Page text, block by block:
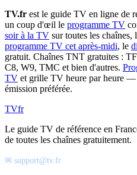
TV.fr est le guide TV en ligne de
un coup d'œil le programme TV
soir à la TV sur toutes les chaînes,
programme TV cet après-midi, le
gratuit. Chaînes TNT gratuites :
C8, W9, TMC et bien d'autres.
TV et grille TV heure par heure —
émission préférée.
TVfr
Le guide TV de référence en
de toutes les chaînes gratuitement.
✉ support@tv.fr